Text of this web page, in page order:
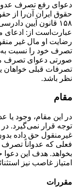
دعوای رفع تصرف
حقوق ایران آن‌را از
۱۵۸ قانون آیین
عبارت‌است از: ادعای
رضایت او مال غیر
تصرف خود را نسبت به
صورتی دعوای تصرف
تصرفات قبلی خواهان
نظر باشد.
مقام
در این مقام، وجود یا
توجه قرار نمی‌گیرد.
غیرمنقول حق داده‌
فعلی که عدواناً تصرف
بخواهد. هدف این
امتیاز غاصب نیز
مقررات